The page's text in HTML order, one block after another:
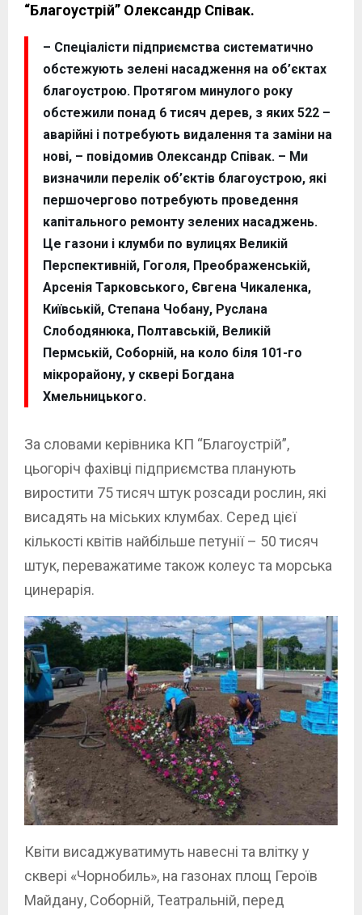
“Благоустрій” Олександр Співак.
– Спеціалісти підприємства систематично
обстежують зелені насадження на об’єктах
благоустрою. Протягом минулого року
обстежили понад 6 тисяч дерев, з яких 522 –
аварійні і потребують видалення та заміни на
нові, – повідомив Олександр Співак. – Ми
визначили перелік об’єктів благоустрою, які
першочергово потребують проведення
капітального ремонту зелених насаджень.
Це газони і клумби по вулицях Великій
Перспективній, Гоголя, Преображенській,
Арсенія Тарковського, Євгена Чикаленка,
Київській, Степана Чобану, Руслана
Слободянюка, Полтавській, Великій
Пермській, Соборній, на коло біля 101-го
мікрорайону, у сквері Богдана
Хмельницького.
За словами керівника КП “Благоустрій”,
цьогоріч фахівці підприємства планують
виростити 75 тисяч штук розсади рослин, які
висадять на міських клумбах. Серед цієї
кількості квітів найбільше петунії – 50 тисяч
штук, переважатиме також колеус та морська
цинерарія.
Квіти висаджуватимуть навесні та влітку у
сквері «Чорнобиль», на газонах площ Героїв
Майдану, Соборній, Театральній, перед